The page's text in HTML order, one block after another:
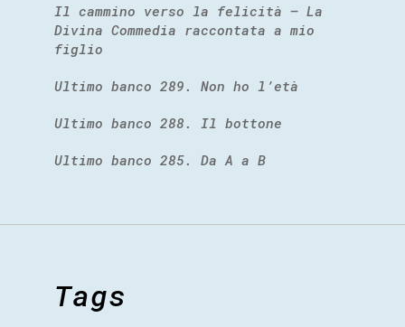
Il cammino verso la felicità – La
Divina Commedia raccontata a mio
figlio
Ultimo banco 289. Non ho l’età
Ultimo banco 288. Il bottone
Ultimo banco 285. Da A a B
Tags